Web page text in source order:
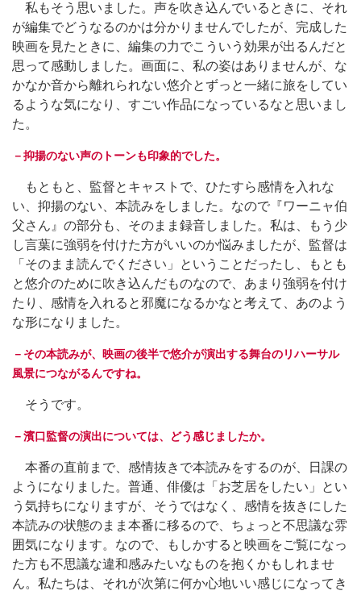
私もそう思いました。声を吹き込んでいるときに、それ
が編集でどうなるのかは分かりませんでしたが、完成した
映画を見たときに、編集の力でこういう効果が出るんだと
思って感動しました。画面に、私の姿はありませんが、な
かなか音から離れられない悠介とずっと一緒に旅をしてい
るような気になり、すごい作品になっているなと思いまし
た。
－抑揚のない声のトーンも印象的でした。
もともと、監督とキャストで、ひたすら感情を入れな
い、抑揚のない、本読みをしました。なので『ワーニャ伯
父さん』の部分も、そのまま録音しました。私は、もう少
し言葉に強弱を付けた方がいいのか悩みましたが、監督は
「そのまま読んでください」ということだったし、もとも
と悠介のために吹き込んだものなので、あまり強弱を付け
たり、感情を入れると邪魔になるかなと考えて、あのよう
な形になりました。
－その本読みが、映画の後半で悠介が演出する舞台のリハーサル
風景につながるんですね。
そうです。
－濱口監督の演出については、どう感じましたか。
本番の直前まで、感情抜きで本読みをするのが、日課の
ようになりました。普通、俳優は「お芝居をしたい」とい
う気持ちになりますが、そうではなく、感情を抜きにした
本読みの状態のまま本番に移るので、ちょっと不思議な雰
囲気になります。なので、もしかすると映画をご覧になっ
た方も不思議な違和感みたいなものを抱くかもしれませ
ん。私たちは、それが次第に何か心地いい感じになってき